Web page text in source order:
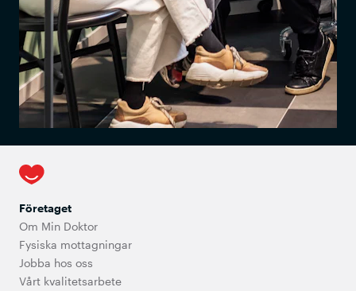
Företaget
Om Min Doktor
Fysiska mottagningar
Jobba hos oss
Vårt kvalitetsarbete